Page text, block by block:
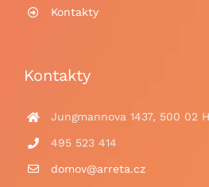
Kontakty
Kontakty
Jungmannova 1437, 500 02
495 523 414
domov@arreta.cz